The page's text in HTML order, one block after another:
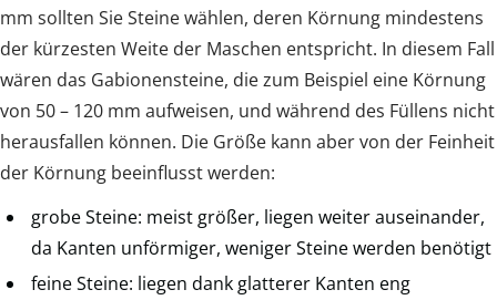
mm sollten Sie Steine wählen, deren Körnung mindestens
der kürzesten Weite der Maschen entspricht. In diesem Fall
wären das Gabionensteine, die zum Beispiel eine Körnung
von 50 – 120 mm aufweisen, und während des Füllens nicht
herausfallen können. Die Größe kann aber von der Feinheit
der Körnung beeinflusst werden:
grobe Steine: meist größer, liegen weiter auseinander,
da Kanten unförmiger, weniger Steine werden benötigt
feine Steine: liegen dank glatterer Kanten eng